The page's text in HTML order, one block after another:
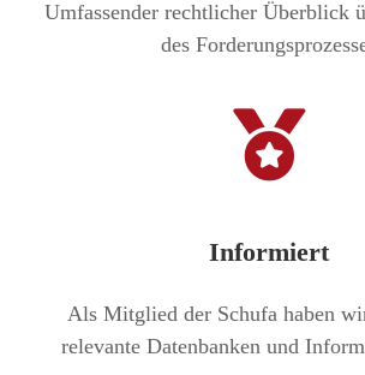
Umfassender rechtlicher Überblick
des
Informiert
Als Mitglied der Schufa haben
relevante Datenbanken und